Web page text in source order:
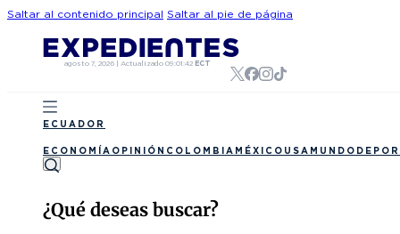
Saltar al contenido principal Saltar al pie de página
agosto 7, 2026 | Actualizado 09:01:42 ECT
ECUADOR
ECONOMÍA OPINIÓN COLOMBIA MÉXICO USA MUNDO
¿Qué deseas buscar?